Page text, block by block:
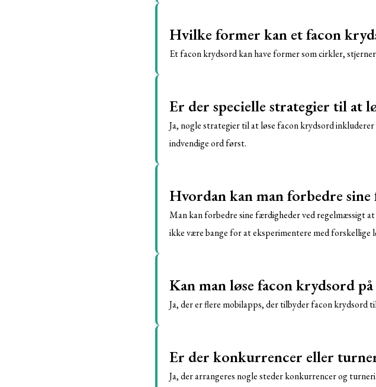
Hvilke former kan et facon
Et facon krydsord kan have former som cirkler,
Er der specielle strategier til at
Ja, nogle strategier til at løse facon krydsord
indvendige ord først.
Hvordan kan man forbedre
Man kan forbedre sine færdigheder ved regelmæssigt
ikke være bange for at eksperimentere med forskellige
Kan man løse facon krydsord
Ja, der er flere mobilapps, der tilbyder facon krydsord
Er der konkurrencer eller
Ja, der arrangeres nogle steder konkurrencer og